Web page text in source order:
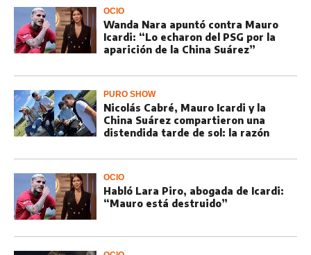
OCIO
Wanda Nara apuntó contra Mauro
Icardi: “Lo echaron del PSG por la
aparición de la China Suárez”
PURO SHOW
Nicolás Cabré, Mauro Icardi y la
China Suárez compartieron una
distendida tarde de sol: la razón
OCIO
Habló Lara Piro, abogada de Icardi:
“Mauro está destruido”